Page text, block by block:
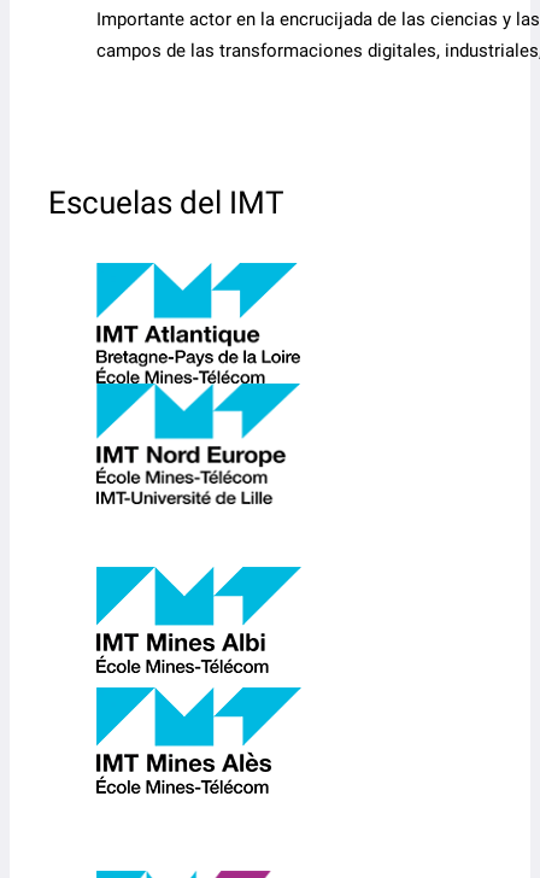
Importante actor en la encrucijada de las ciencias y
campos de las transformaciones digitales,
Escuelas del IMT